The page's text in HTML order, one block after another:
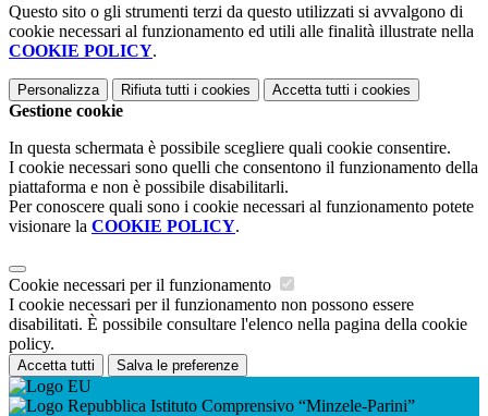
Questo sito o gli strumenti terzi da questo utilizzati si avvalgono di
cookie necessari al funzionamento ed utili alle finalità illustrate nella
COOKIE POLICY.
Personalizza Rifiuta tutti i cookies Accetta tutti i cookies
Gestione cookie
In questa schermata è possibile scegliere quali cookie consentire.
I cookie necessari sono quelli che consentono il funzionamento della
piattaforma e non è possibile disabilitarli.
Per conoscere quali sono i cookie necessari al funzionamento potete
visionare la COOKIE POLICY.
Cookie necessari per il funzionamento
I cookie necessari per il funzionamento non possono essere
disabilitati. È possibile consultare l'elenco nella pagina della cookie
policy.
Accetta tutti Salva le preferenze
Istituto Comprensivo “Minzele-Parini”